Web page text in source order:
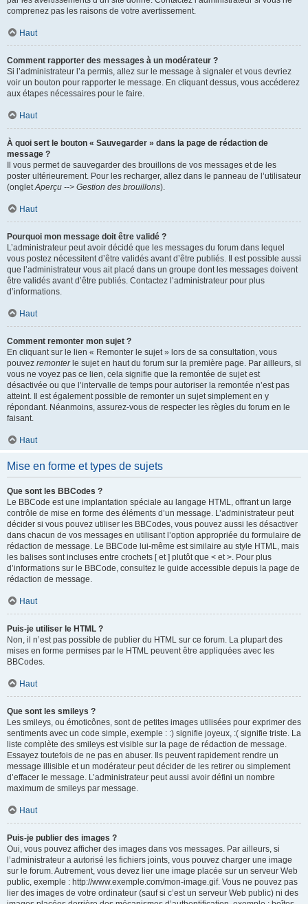
comprenez pas les raisons de votre avertissement.
Haut
Comment rapporter des messages à un modérateur ?
Si l’administrateur l’a permis, allez sur le message à signaler et vous devriez
voir un bouton pour rapporter le message. En cliquant dessus, vous accéderez
aux étapes nécessaires pour le faire.
Haut
À quoi sert le bouton « Sauvegarder » dans la page de rédaction de
message ?
Il vous permet de sauvegarder des brouillons de vos messages et de les
poster ultérieurement. Pour les recharger, allez dans le panneau de l’utilisateur
(ongletAperçu --> Gestion des brouillons).
Haut
Pourquoi mon message doit être validé ?
L’administrateur peut avoir décidé que les messages du forum dans lequel
vous postez nécessitent d’être validés avant d’être publiés. Il est possible aussi
que l’administrateur vous ait placé dans un groupe dont les messages doivent
être validés avant d’être publiés. Contactez l’administrateur pour plus
d’informations.
Haut
Comment remonter mon sujet ?
En cliquant sur le lien « Remonter le sujet » lors de sa consultation, vous
pouvez remonterle sujet en haut du forum sur la première page. Par ailleurs, si
vous ne voyez pas ce lien, cela signifie que la remontée de sujet est
désactivée ou que l’intervalle de temps pour autoriser la remontée n’est pas
atteint. Il est également possible de remonter un sujet simplement en y
répondant. Néanmoins, assurez-vous de respecter les règles du forum en le
faisant.
Haut
Mise en forme et types de sujets
Que sont les BBCodes ?
Le BBCode est une implantation spéciale au langage HTML, offrant un large
contrôle de mise en forme des éléments d’un message. L’administrateur peut
décider si vous pouvez utiliser les BBCodes, vous pouvez aussi les désactiver
dans chacun de vos messages en utilisant l’option appropriée du formulaire de
rédaction de message. Le BBCode lui-même est similaire au style HTML, mais
les balises sont incluses entre crochets [ et ] plutôt que < et >. Pour plus
d’informations sur le BBCode, consultez le guide accessible depuis la page de
rédaction de message.
Haut
Puis-je utiliser le HTML ?
Non, il n’est pas possible de publier du HTML sur ce forum. La plupart des
mises en forme permises par le HTML peuvent être appliquées avec les
BBCodes.
Haut
Que sont les smileys ?
Les smileys, ou émoticônes, sont de petites images utilisées pour exprimer des
sentiments avec un code simple, exemple : :) signifie joyeux, :( signifie triste. La
liste complète des smileys est visible sur la page de rédaction de message.
Essayez toutefois de ne pas en abuser. Ils peuvent rapidement rendre un
message illisible et un modérateur peut décider de les retirer ou simplement
d’effacer le message. L’administrateur peut aussi avoir défini un nombre
maximum de smileys par message.
Haut
Puis-je publier des images ?
Oui, vous pouvez afficher des images dans vos messages. Par ailleurs, si
l’administrateur a autorisé les fichiers joints, vous pouvez charger une image
sur le forum. Autrement, vous devez lier une image placée sur un serveur Web
public, exemple : http://www.exemple.com/mon-image.gif. Vous ne pouvez pas
lier des images de votre ordinateur (sauf si c’est un serveur Web public) ni des